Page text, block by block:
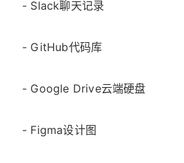
- Slack聊天记录
- GitHub代码库
- Google Drive云端硬盘
- Figma设计图